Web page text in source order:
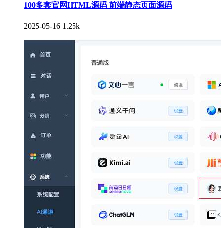
100多套官网HTML源码 前端静态页面源码
2025-05-16 1.25k